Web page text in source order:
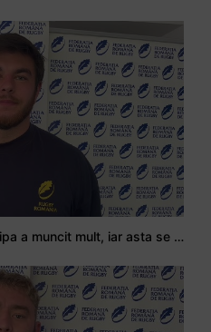
Stejarul Logan Weidner: Echipa a muncit mult, iar asta se va vedea în meciurile de la Nations Cup